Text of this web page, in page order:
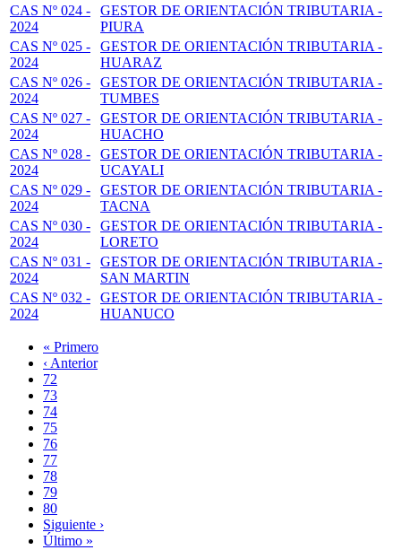
CAS Nº 024 -
2024
GESTOR DE ORIENTACIÓN TRIBUTARIA -
PIURA
CAS Nº 025 -
2024
GESTOR DE ORIENTACIÓN TRIBUTARIA -
HUARAZ
CAS Nº 026 -
2024
GESTOR DE ORIENTACIÓN TRIBUTARIA -
TUMBES
CAS Nº 027 -
2024
GESTOR DE ORIENTACIÓN TRIBUTARIA -
HUACHO
CAS Nº 028 -
2024
GESTOR DE ORIENTACIÓN TRIBUTARIA -
UCAYALI
CAS Nº 029 -
2024
GESTOR DE ORIENTACIÓN TRIBUTARIA -
TACNA
CAS Nº 030 -
2024
GESTOR DE ORIENTACIÓN TRIBUTARIA -
LORETO
CAS Nº 031 -
2024
GESTOR DE ORIENTACIÓN TRIBUTARIA -
SAN MARTIN
CAS Nº 032 -
2024
GESTOR DE ORIENTACIÓN TRIBUTARIA -
HUANUCO
Paginación
Primera
página
« Primero
Página
anterior
‹ Anterior
Page
72
Page
73
Page
74
Page
75
Página
actual
76
Page
77
Page
78
Page
79
Page
80
Siguiente
página
Siguiente ›
Última
Último »